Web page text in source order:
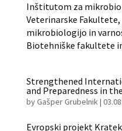
Inštitutom za
Veterinarske
mikrobiologijo in
Biotehniške fakultete
Strengthened
and Preparedness in
byGašper Grubelnik|
Evropski projekt